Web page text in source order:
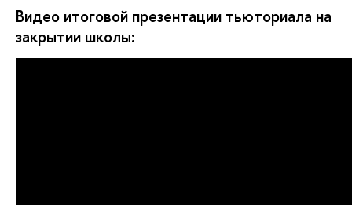
Видео итоговой презентации тьюториала на
закрытии школы: